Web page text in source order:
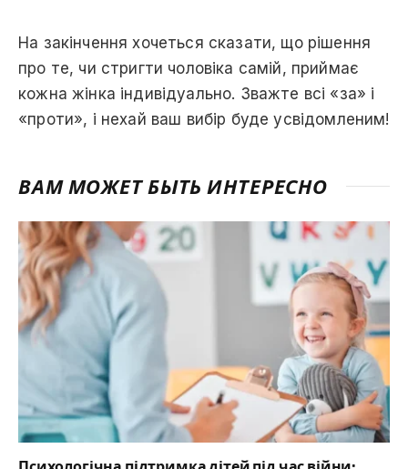
На закінчення хочеться сказати, що рішення
про те, чи стригти чоловіка самій, приймає
кожна жінка індивідуально. Зважте всі «за» і
«проти», і нехай ваш вибір буде усвідомленим!
ВАМ МОЖЕТ БЫТЬ ИНТЕРЕСНО